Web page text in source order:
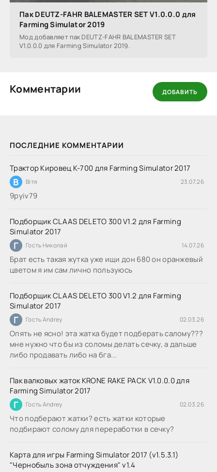
ПОСЛЕДНИЕ КОММЕНТАРИИ
Трактор Кировец К-700 для Farming Simulator 2017
В Вітя 23.07.26
9руіv79
Подборщик CLAAS DELETO 300 V1.2 для Farming
Simulator 2017
Г Гость Николай 14.07.26
Брат есть такая жутка уже ищи дон 680 он оранжевый
цветом я им сам лично пользуюсь
Подборщик CLAAS DELETO 300 V1.2 для Farming
Simulator 2017
Г Гость Andrey 02.03.26
Опять не ясно! эта жатка будет подберать салому???
мне нужно что бы из соломы делать сечку, а дальше
либо продавать либо на бга...
Пак валковых жаток KRONE RAKE PACK V1.0.0.0 для
Farming Simulator 2017
Г Гость Andrey 02.03.26
Что подберают жатки? есть жатки которые
подбирают солому для переработки в сечку?
Карта для игры Farming Simulator 2017 (v1.5.3.1)
"Чернобыль зона отчуждения" v1.4
Пак DEUTZ-FAHR BALEMASTER SET V1.0.0.0 для
Farming Simulator 2019
Мод добавляет пак DEUTZ-FAHR BALEMASTER SET
V1.0.0.0 для Farming Simulator 2019.
Комментарии ДОБАВИТЬ